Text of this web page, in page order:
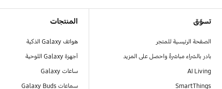
تسوّق
الصفحة الرئيسية للمتجر
بادر بالشراء مباشرةً واحصل على المزيد
AI Living
SmartThings
المنتجات
هواتف Galaxy الذكية
أجهزة Galaxy اللوحية
ساعات Galaxy
سماعات Galaxy Buds